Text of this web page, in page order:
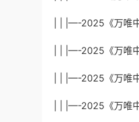
| | |—-2025《万唯
| | |—-2025《万唯
| | |—-2025《万唯
| | |—-2025《万唯